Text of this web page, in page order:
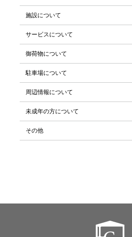
施設について
サービスについて
御荷物について
駐車場について
周辺情報について
未成年の方について
その他